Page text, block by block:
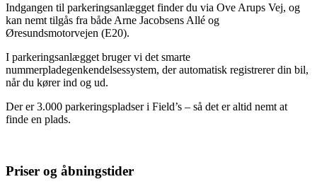
Indgangen til parkeringsanlægget finder du via Ove Arups Vej, og
kan nemt tilgås fra både Arne Jacobsens Allé og
Øresundsmotorvejen (E20).
I parkeringsanlægget bruger vi det smarte
nummerpladegenkendelsessystem, der automatisk registrerer din bil,
når du kører ind og ud.
Der er 3.000 parkeringspladser i Field’s – så det er altid nemt at
finde en plads.
Priser og åbningstider